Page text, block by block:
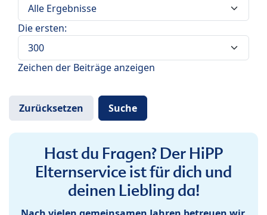
Die ersten:
Zeichen der Beiträge anzeigen
Hast du Fragen? Der HiPP
Elternservice ist für dich und
deinen Liebling da!